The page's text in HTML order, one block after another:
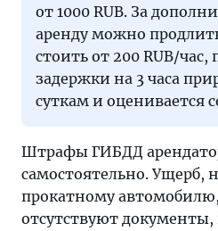
от 1000 RUB. За
аренду можно
стоить от 200 RUB/
задержки на 3 часа
суткам и оценивается
Штрафы ГИБДД
самостоятельно. Ущерб,
прокатному
отсутствуют